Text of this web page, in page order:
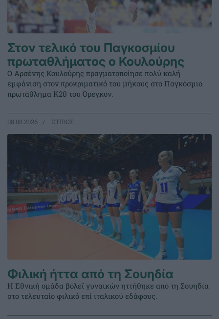
Στον τελικό του Παγκοσμίου
πρωταθλήματος ο Κουλούρης
Ο Αρσένης Κουλούρης πραγματοποίησε πολύ καλή
εμφάνιση στον προκριματικό του μήκους στο Παγκόσμιο
πρωτάθλημα Κ20 του Όρεγκον.
08.08.2026 ΣΤΙΒΟΣ
Φιλική ήττα από τη Σουηδία
Η Εθνική ομάδα βόλεϊ γυναικών ηττήθηκε από τη Σουηδία
στο τελευταίο φιλικό επί ιταλικού εδάφους.